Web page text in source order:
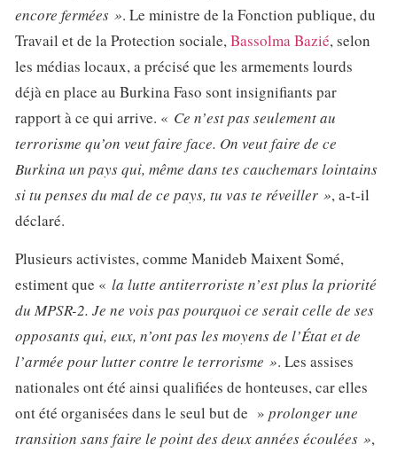
encore fermées ». Le ministre de la Fonction publique, du
Travail et de la Protection sociale,Bassolma Bazié, selon
les médias locaux, a précisé que les armements lourds
déjà en place au Burkina Faso sont insignifiants par
rapport à ce qui arrive. « Ce n’est pas seulement au
terrorisme qu’on veut faire face. On veut faire de ce
Burkina un pays qui, même dans tes cauchemars lointains
si tu penses du mal de ce pays, tu vas te réveiller », a-t-il
déclaré.
Plusieurs activistes, comme Manideb Maixent Somé,
estiment que « la lutte antiterroriste n’est plus la priorité
du MPSR-2. Je ne vois pas pourquoi ce serait celle de ses
opposants qui, eux, n’ont pas les moyens de l’État et de
l’armée pour lutter contre le terrorisme ». Les assises
nationales ont été ainsi qualifiées de honteuses, car elles
ont été organisées dans le seul but de » prolonger une
transition sans faire le point des deux années écoulées »,